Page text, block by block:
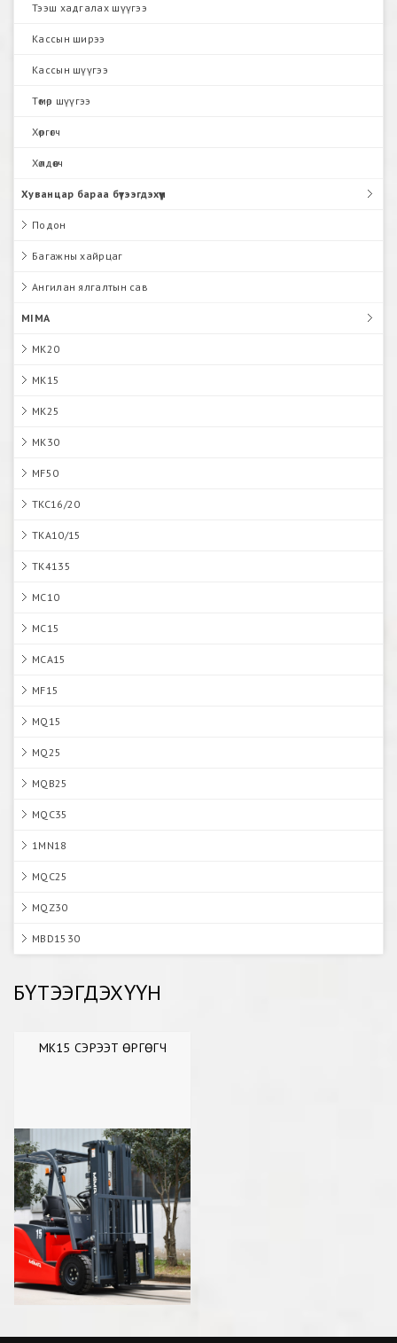
Тээш хадгалах шүүгээ
Кассын ширээ
Кассын шүүгээ
Төмөр шүүгээ
Хөргөгч
Хөлдөөгч
Хуванцар бараа бүтээгдэхүүн
Подон
Багажны хайрцаг
Ангилан ялгалтын сав
MIMA
MK20
MK15
MK25
MK30
MF50
TKC16/20
TKA10/15
TK4135
MC10
MC15
MCA15
MF15
MQ15
MQ25
MQB25
MQC35
1MN18
MQC25
MQZ30
MBD1530
БҮТЭЭГДЭХҮҮН
MK15 СЭРЭЭТ ӨРГӨГЧ